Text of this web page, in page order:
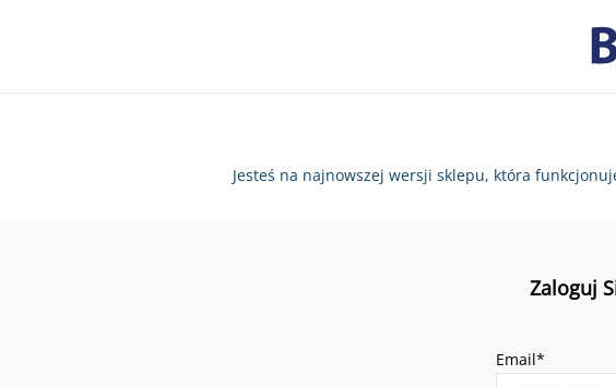
Jesteś na najnowszej wersji sklepu, która
Zaloguj
Email*